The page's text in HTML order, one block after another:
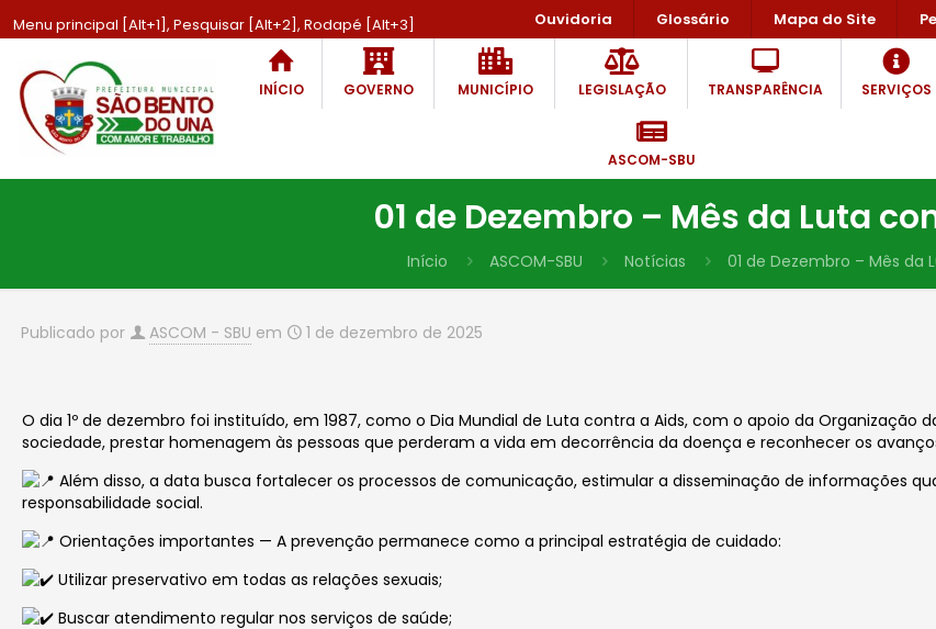
Menu principal [Alt+1], Pesquisar [Alt+2], Rodapé [Alt+3] Ouvidoria Glossário Mapa do Site
INÍCIO GOVERNO MUNICÍPIO LEGISLAÇÃO TRANSPARÊNCIA SERVIÇOS
ASCOM-SBU
01 de Dezembro – Mês da Luta
Início ASCOM-SBU Notícias 01 de Dezembro – Mês da
Publicado por ASCOM - SBU em 1 de dezembro de 2025
O dia 1º de dezembro foi instituído, em 1987, como o Dia Mundial de Luta contra a Aids, com o apoio da
sociedade, prestar homenagem às pessoas que perderam a vida em decorrência da doença e reconhecer os
Além disso, a data busca fortalecer os processos de comunicação, estimular a disseminação de informações
responsabilidade social.
Orientações importantes — A prevenção permanece como a principal estratégia de cuidado:
Utilizar preservativo em todas as relações sexuais;
Buscar atendimento regular nos serviços de saúde;